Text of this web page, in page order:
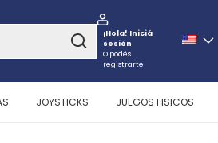
¡Hola! Iniciá
sesión
O podés
registrarte
JOYSTICKS JUEGOS FISICOS